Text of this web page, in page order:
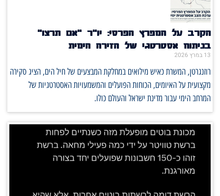
הקרב על המפרץ הפרסי: יו"ר "אם תרצו"
בניתוח אסטרטגי של הזירה הימית
13 במרץ 2026
רוזנגרטן, המשרת כאיש מילואים במחלקת המבצעים של חיל הים, הציג סקירה
מקצועית על האיומים, הכוחות הפועלים והמשמעויות האסטרטגיות של
המרחב הימי עבור מדינת ישראל והעולם כולו.